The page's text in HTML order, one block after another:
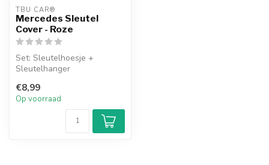
TBU CAR®
Mercedes Sleutel
Cover - Roze
Set: Sleutelhoesje +
Sleutelhanger
€8,99
Op voorraad